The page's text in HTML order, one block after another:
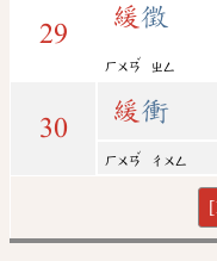
29
緩徵
ㄏㄨㄢ
ˇ
ㄓㄥ
30
緩衝
ㄏㄨㄢ
ˇ
ㄔㄨㄥ